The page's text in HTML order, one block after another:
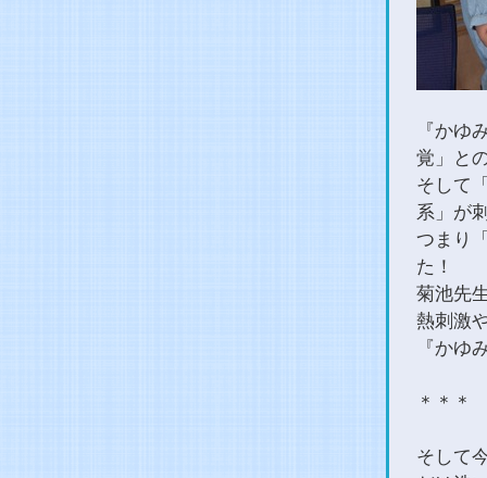
『かゆ
覚」と
そして
系」が
つまり
た！
菊池先
熱刺激
『かゆ
＊＊＊
そして